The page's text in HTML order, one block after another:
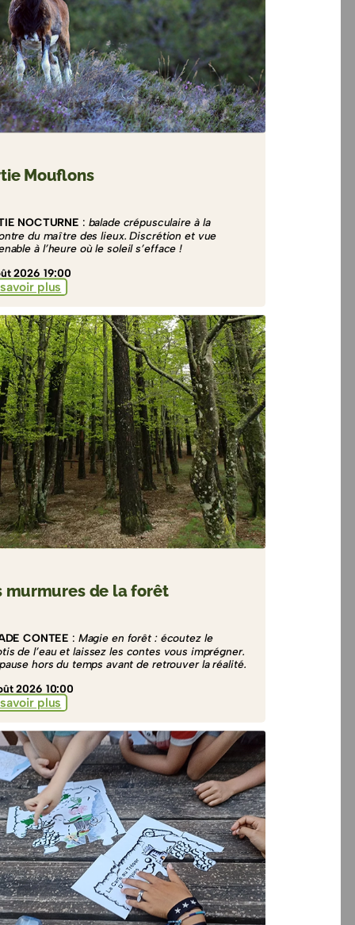
Mouflons
NOCTURNE : balade crépusculaire à la
du maître des lieux. Discrétion et vue
à l’heure où le soleil s’efface !
2026 19:00
plus
murmures de la forêt
CONTEE : Magie en forêt : écoutez le
de l’eau et laissez les contes vous imprégner.
hors du temps avant de retrouver la réalité.
2026 10:00
plus